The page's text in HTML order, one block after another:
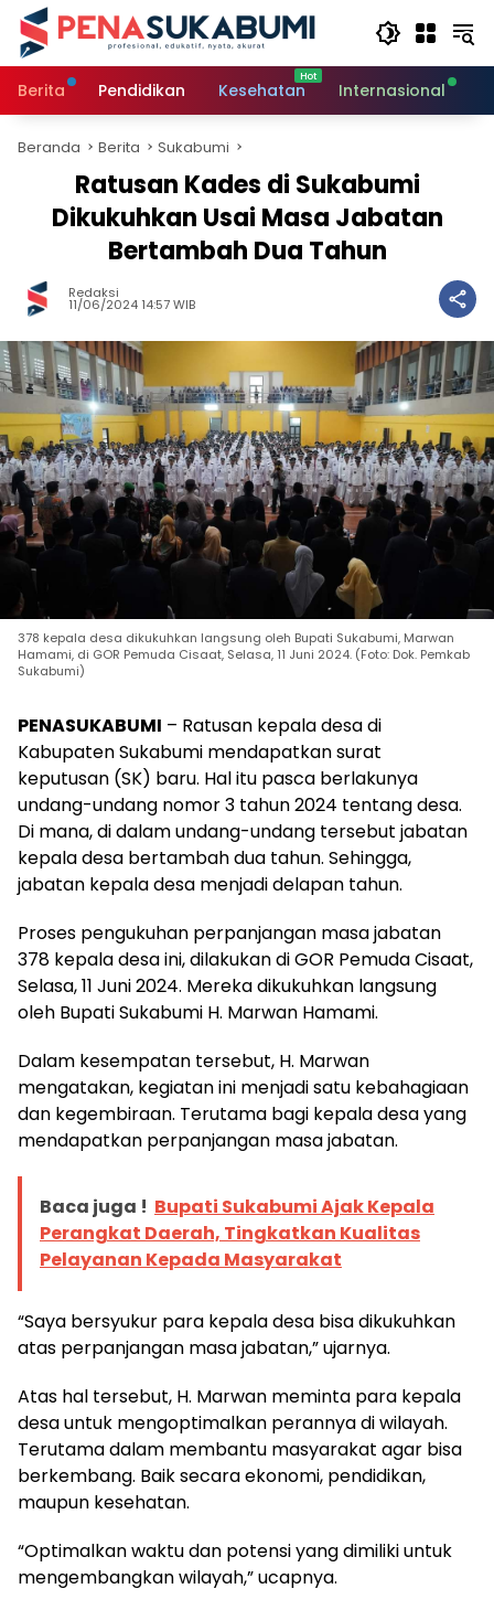
Langsung
konten
Berita
Pendidikan Kesehatan Internasional
Beranda Berita Sukabumi
Ratusan Kades di Sukabumi
Dikukuhkan Usai Masa Jabatan
Bertambah Dua Tahun
Redaksi
11/06/2024 14:57 WIB
378 kepala desa dikukuhkan langsung oleh Bupati Sukabumi, Marwan
Hamami, di GOR Pemuda Cisaat, Selasa, 11 Juni 2024. (Foto: Dok. Pemkab
Sukabumi)
PENASUKABUMI – Ratusan kepala desa di
Kabupaten Sukabumi mendapatkan surat
keputusan (SK) baru. Hal itu pasca berlakunya
undang-undang nomor 3 tahun 2024 tentang desa.
Di mana, di dalam undang-undang tersebut jabatan
kepala desa bertambah dua tahun. Sehingga,
jabatan kepala desa menjadi delapan tahun.
Proses pengukuhan perpanjangan masa jabatan
378 kepala desa ini, dilakukan di GOR Pemuda Cisaat,
Selasa, 11 Juni 2024. Mereka dikukuhkan langsung
oleh Bupati Sukabumi H. Marwan Hamami.
Dalam kesempatan tersebut, H. Marwan
mengatakan, kegiatan ini menjadi satu kebahagiaan
dan kegembiraan. Terutama bagi kepala desa yang
mendapatkan perpanjangan masa jabatan.
Baca juga ! Bupati Sukabumi Ajak Kepala
Perangkat Daerah, Tingkatkan Kualitas
Pelayanan Kepada Masyarakat
“Saya bersyukur para kepala desa bisa dikukuhkan
atas perpanjangan masa jabatan,” ujarnya.
Atas hal tersebut, H. Marwan meminta para kepala
desa untuk mengoptimalkan perannya di wilayah.
Terutama dalam membantu masyarakat agar bisa
berkembang. Baik secara ekonomi, pendidikan,
maupun kesehatan.
“Optimalkan waktu dan potensi yang dimiliki untuk
mengembangkan wilayah,” ucapnya.